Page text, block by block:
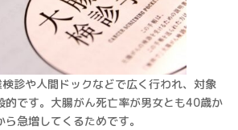
診や人間ドックなどで広く行われ、対象
的です。大腸がん死亡率が男女とも40歳か
急増してくるためです。